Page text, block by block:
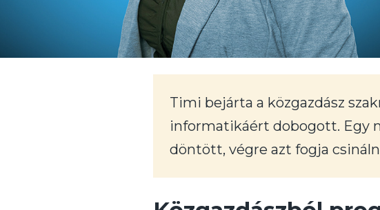
Timi bejárta a közgazdász
informatikáért dobogott. Egy
döntött, végre azt fogja